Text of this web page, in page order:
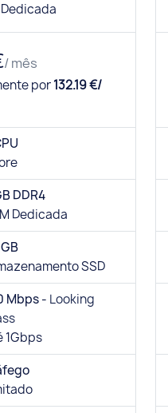
Dedicada
/ mês
por132.19 €/
DDR4
Dedicada
SSD
Mbps - Looking
1Gbps